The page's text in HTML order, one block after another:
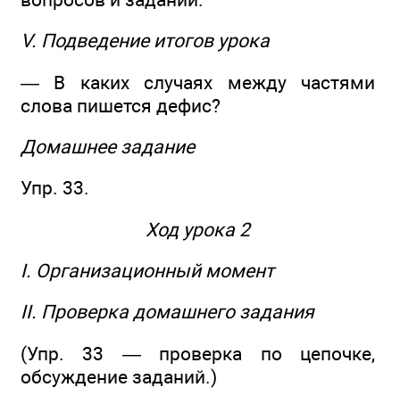
V. Подведение итогов урока
— В каких случаях между частями
слова пишется дефис?
Домашнее задание
Упр. 33.
Ход урока 2
I. Организационный момент
II. Проверка домашнего задания
(Упр. 33 — проверка по цепочке,
обсуждение заданий.)